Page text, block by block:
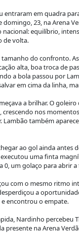
entraram em quadra
domingo, 23, na Arena
nacional: equilíbrio,
de volta.
do confronto.
alta, boa troca de
a bola passou por
em cima da linha,
a brilhar. O
nos
Lambão também
ao gol ainda antes
uma finta
0, um golaço para abrir
com o mesmo ritmo
a
encontrou o empate.
Nardinho percebeu
presente na Arena